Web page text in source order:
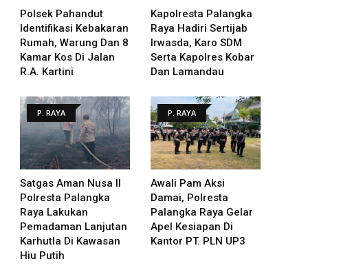
Polsek Pahandut
Identifikasi Kebakaran
Rumah, Warung Dan 8
Kamar Kos Di Jalan
R.A. Kartini
Kapolresta Palangka
Raya Hadiri Sertijab
Irwasda, Karo SDM
Serta Kapolres Kobar
Dan Lamandau
P. RAYA
Satgas Aman Nusa II
Polresta Palangka
Raya Lakukan
Pemadaman Lanjutan
Karhutla Di Kawasan
Hiu Putih
P. RAYA
Awali Pam Aksi
Damai, Polresta
Palangka Raya Gelar
Apel Kesiapan Di
Kantor PT. PLN UP3